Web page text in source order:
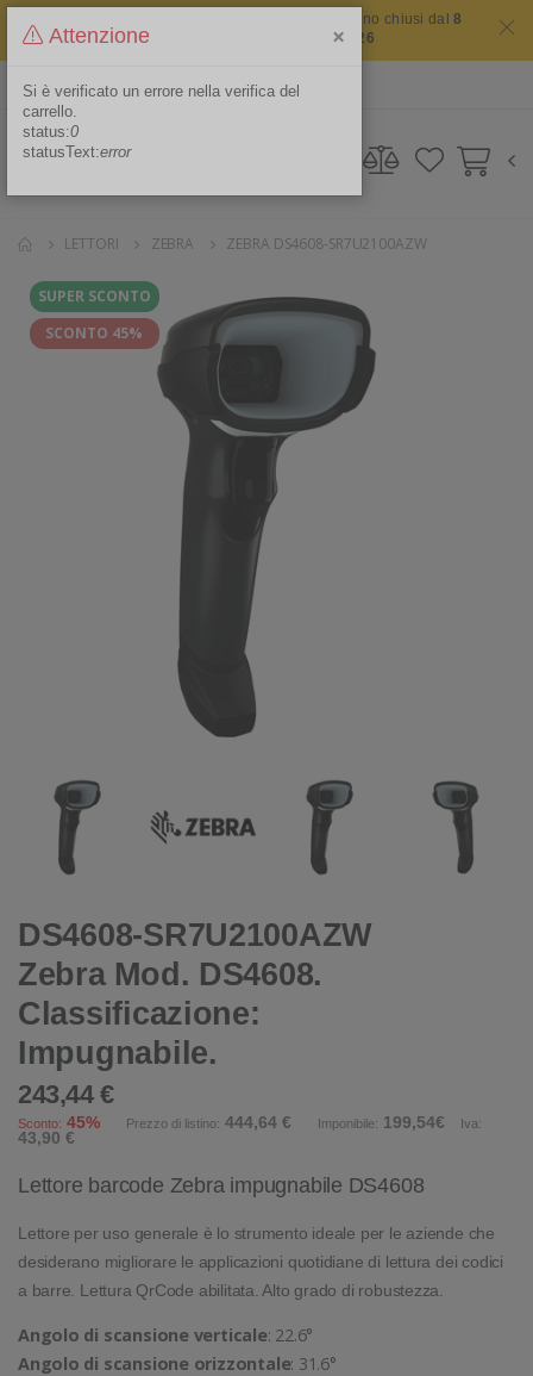
Il sito non chiude mai ma i nostri uffici saranno chiusi dal8
agosto 2026 al 16 agosto 2026
Area Riservata
LETTORI ZEBRA ZEBRA DS4608-SR7U2100AZW
SUPER SCONTO
SCONTO 45%
DS4608-SR7U2100AZW
Zebra Mod. DS4608.
Classificazione:
Impugnabile.
243,44 €
Sconto: 45% Prezzo di listino: 444,64 € Imponibile: 199,54€ Iva:
43,90 €
Lettore barcode Zebra impugnabile DS4608
Lettore per uso generale è lo strumento ideale per le aziende che
desiderano migliorare le applicazioni quotidiane di lettura dei codici
a barre. Lettura QrCode abilitata. Alto grado di robustezza.
Angolo di scansione verticale: 22.6°
Angolo di scansione orizzontale: 31.6°
Attenzione ×
Si è verificato un errore nella verifica del
carrello.
status:0
statusText:error